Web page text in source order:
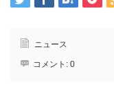
ニュース
コメント: 0